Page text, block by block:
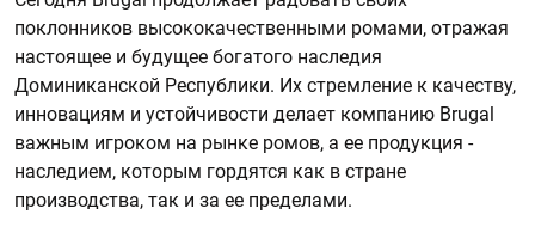
поклонников высококачественными ромами, отражая
настоящее и будущее богатого наследия
Доминиканской Республики. Их стремление к качеству,
инновациям и устойчивости делает компанию Brugal
важным игроком на рынке ромов, а ее продукция -
наследием, которым гордятся как в стране
производства, так и за ее пределами.